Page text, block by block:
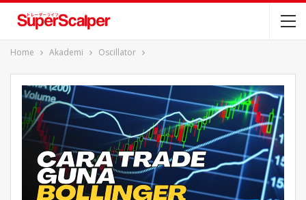
Home Akademi Oscillator